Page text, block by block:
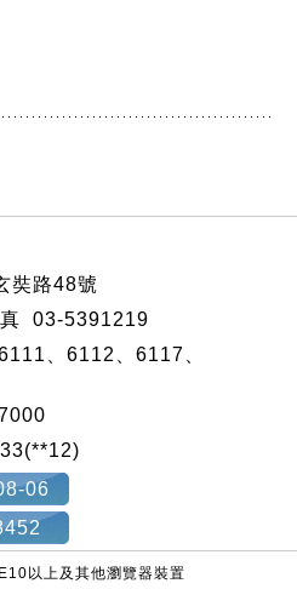
奘路48號
03-5391219
、6112、6117、
06
以上及其他瀏覽器裝置